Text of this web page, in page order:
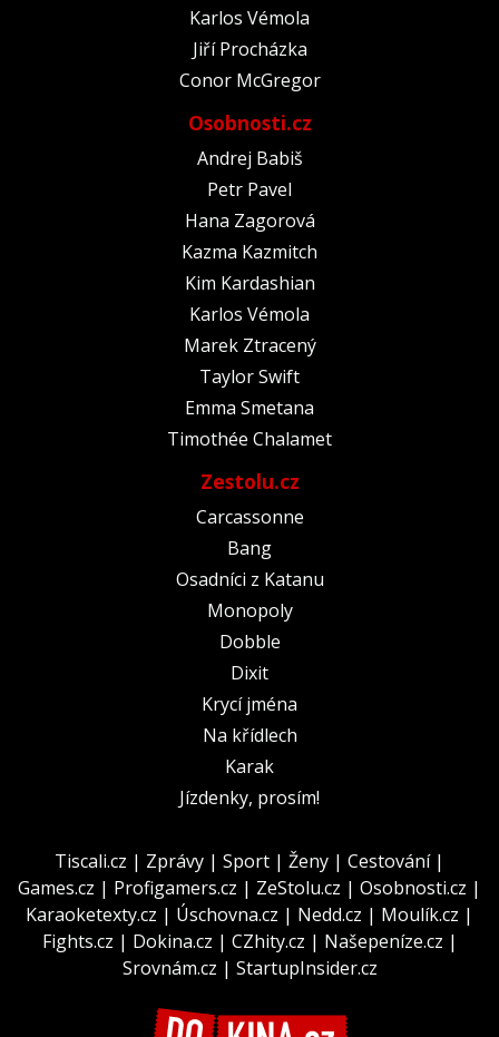
Karlos Vémola
Jiří Procházka
Conor McGregor
Osobnosti.cz
Andrej Babiš
Petr Pavel
Hana Zagorová
Kazma Kazmitch
Kim Kardashian
Karlos Vémola
Marek Ztracený
Taylor Swift
Emma Smetana
Timothée Chalamet
Zestolu.cz
Carcassonne
Bang
Osadníci z Katanu
Monopoly
Dobble
Dixit
Krycí jména
Na křídlech
Karak
Jízdenky, prosím!
Tiscali.cz | Zprávy | Sport | Ženy | Cestování|
Games.cz | Profigamers.cz | ZeStolu.cz | Osobnosti.cz |
Karaoketexty.cz | Úschovna.cz | Nedd.cz | Moulík.cz |
Fights.cz | Dokina.cz | CZhity.cz | Našepeníze.cz |
Srovnám.cz | StartupInsider.cz